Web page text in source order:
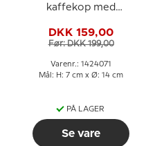
kaffekop med
Grøndahl nr. 102 eller 071
DKK 159,00
Før: DKK 199,00
Varenr.: 1424071
Mål: H: 7 cm x Ø: 14 cm
PÅ LAGER
Se vare